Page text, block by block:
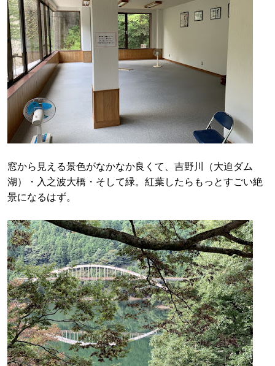
窓から見える景色がなかなか良くて、吉野川（大迫ダム
湖）・入之波大橋・そして緑。紅葉したらもっとすごい絶
景になるはず。